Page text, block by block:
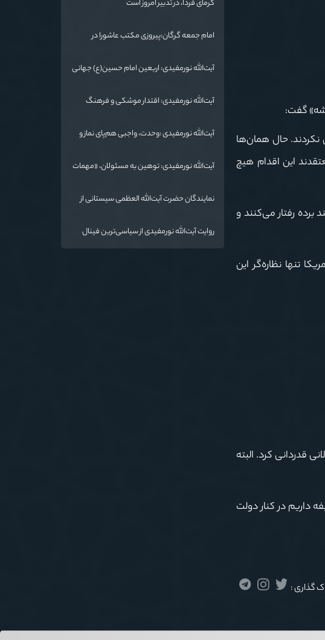
گفت:
نکردند. حال همان‌ها
این اقدام هیچ
برده رفتار می‌کنند و
تنها نظاره‌گر این
قدردانی کرد. البته
داریم در کنار دولت
گذاری :
گرمای فردا، در تدبیر امروز است
امام جمعه گرگان:پیروزی مکتب عاشورا در
نمی‌شود
آیت‌الله نورمفیدی: اربعین امام حسین(ع) جهانی
تهمت به مسئولان حد شرعی دارد
آیت‌الله نورمفیدی: اقتدار موشکی و فرهنگ
تا ضرورت روایتگری جهانی
آیت‌الله نورمفیدی :وحدت، واجبی هم‌پای نماز و
آیت‌الله نورمفیدی: توهین به مسئولان، «مهمات
به جای جنگ است
نمایندگان حضرت آیت‌الله العظمی سیستانی از
کردند
روایت آیت‌الله نورمفیدی از سیاسی‌ترین فینال